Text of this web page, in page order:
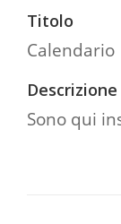
Titolo
Calendario
Descrizione
Sono qui